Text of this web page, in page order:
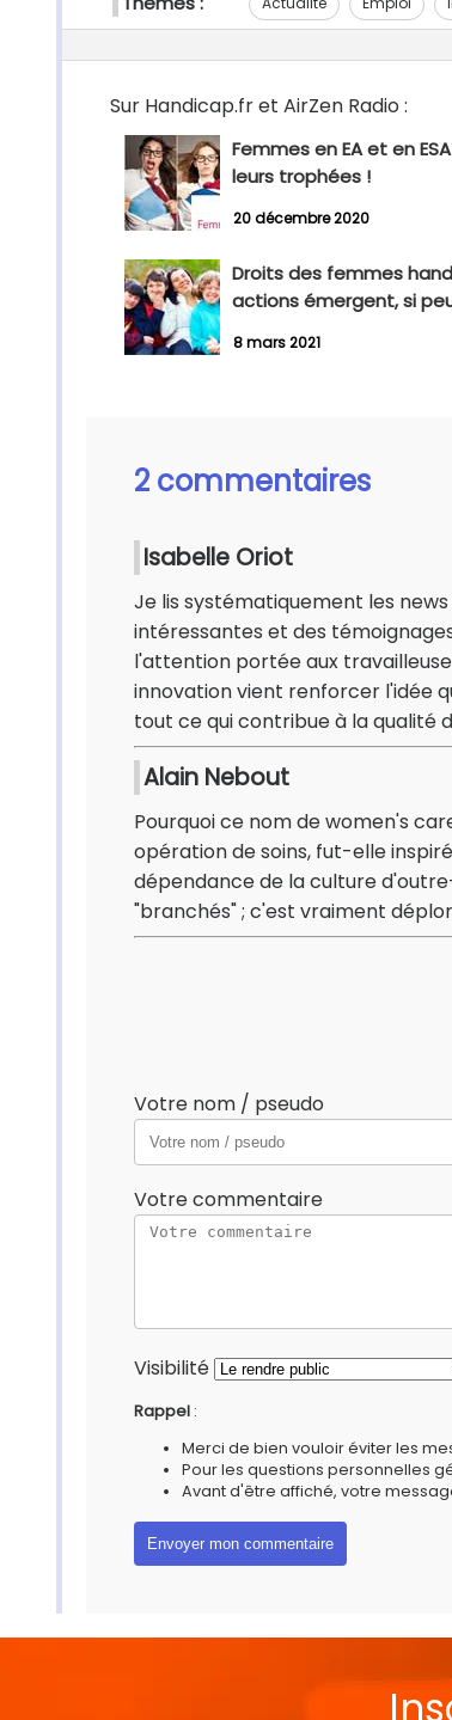
Sur Handicap.fr et AirZen Radio :
Femmes en EA et en
leurs trophées !
20 décembre 2020
Droits des femmes
actions émergent, si
8 mars 2021
2 commentaires
Isabelle Oriot
Je lis systématiquement les
intéressantes et des
l'attention portée aux
innovation vient renforcer l'idée
tout ce qui contribue à la qualité
Alain Nebout
Pourquoi ce nom de women's
opération de soins, fut-elle
dépendance de la culture
"branchés" ; c'est vraiment
Votre nom / pseudo
Votre commentaire
Visibilité
Rappel :
Merci de bien vouloir éviter les
Pour les questions personnelles
Avant d'être affiché, votre